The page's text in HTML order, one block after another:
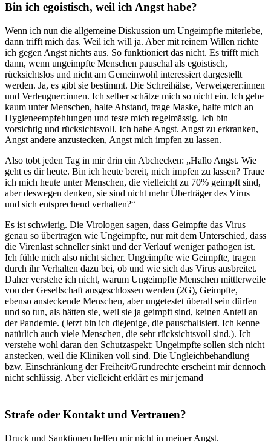
Bin ich egoistisch, weil ich Angst habe?
Wenn ich nun die allgemeine Diskussion um Ungeimpfte miterlebe,
dann trifft mich das. Weil ich will ja. Aber mit reinem Willen richte
ich gegen Angst nichts aus. So funktioniert das nicht. Es trifft mich
dann, wenn ungeimpfte Menschen pauschal als egoistisch,
rücksichtslos und nicht am Gemeinwohl interessiert dargestellt
werden. Ja, es gibt sie bestimmt. Die Schreihälse, Verweigerer:innen
und Verleugner:innen. Ich selber schätze mich so nicht ein. Ich gehe
kaum unter Menschen, halte Abstand, trage Maske, halte mich an
Hygieneempfehlungen und teste mich regelmässig. Ich bin
vorsichtig und rücksichtsvoll. Ich habe Angst. Angst zu erkranken,
Angst andere anzustecken, Angst mich impfen zu lassen.
Also tobt jeden Tag in mir drin ein Abchecken: „Hallo Angst. Wie
geht es dir heute. Bin ich heute bereit, mich impfen zu lassen? Traue
ich mich heute unter Menschen, die vielleicht zu 70% geimpft sind,
aber deswegen denken, sie sind nicht mehr Überträger des Virus
und sich entsprechend verhalten?“
Es ist schwierig. Die Virologen sagen, dass Geimpfte das Virus
genau so übertragen wie Ungeimpfte, nur mit dem Unterschied, dass
die Virenlast schneller sinkt und der Verlauf weniger pathogen ist.
Ich fühle mich also nicht sicher. Ungeimpfte wie Geimpfte, tragen
durch ihr Verhalten dazu bei, ob und wie sich das Virus ausbreitet.
Daher verstehe ich nicht, warum Ungeimpfte Menschen mittlerweile
von der Gesellschaft ausgeschlossen werden (2G), Geimpfte,
ebenso ansteckende Menschen, aber ungetestet überall sein dürfen
und so tun, als hätten sie, weil sie ja geimpft sind, keinen Anteil an
der Pandemie. (Jetzt bin ich diejenige, die pauschalisiert. Ich kenne
natürlich auch viele Menschen, die sehr rücksichtsvoll sind.). Ich
verstehe wohl daran den Schutzaspekt: Ungeimpfte sollen sich nicht
anstecken, weil die Kliniken voll sind. Die Ungleichbehandlung
bzw. Einschränkung der Freiheit/Grundrechte erscheint mir dennoch
nicht schlüssig. Aber vielleicht erklärt es mir jemand
Strafe oder Kontakt und Vertrauen?
Druck und Sanktionen helfen mir nicht in meiner Angst.